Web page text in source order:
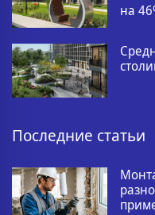
на
Последние статьи